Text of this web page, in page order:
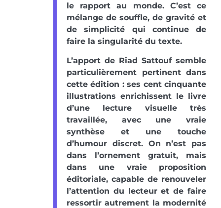
le rapport au monde. C’est ce
mélange de souffle, de gravité et
de simplicité qui continue de
faire la singularité du texte.
L’apport de Riad Sattouf semble
particulièrement pertinent dans
cette édition : ses cent cinquante
illustrations enrichissent le livre
d’une lecture visuelle très
travaillée, avec une vraie
synthèse et une touche
d’humour discret. On n’est pas
dans l’ornement gratuit, mais
dans une vraie proposition
éditoriale, capable de renouveler
l’attention du lecteur et de faire
ressortir autrement la modernité